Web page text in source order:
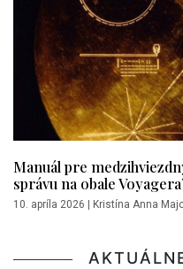
Manuál pre
správu na obale
10. apríla 2026 Kristína Anna